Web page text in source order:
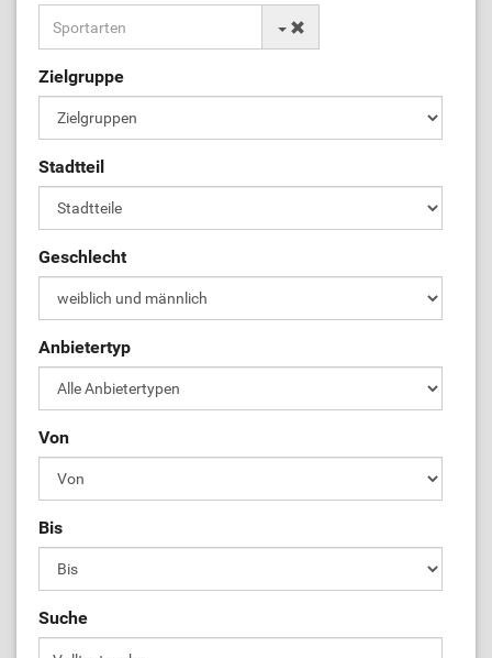
Zielgruppe
Stadtteil
Geschlecht
Anbietertyp
Von
Bis
Suche